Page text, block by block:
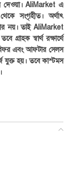
দেওয়া। AliMarket এ
থেকে সংগৃহীত। অর্থাৎ
নয়। তাই AliMarket
গ্রাহক স্বার্থ রক্ষার্থে
এবং আফটার সেলস
যুক্ত হয়। তবে কাস্টমস